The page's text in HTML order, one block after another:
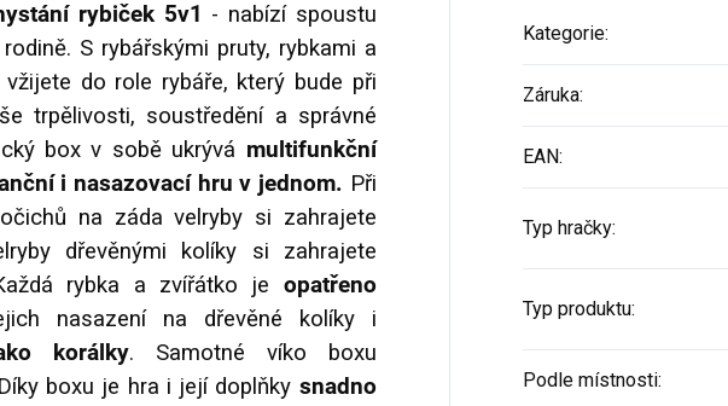
rybiček 5v1 - nabízí spoustu
S rybářskými pruty, rybkami a
do role rybáře, který bude při
trpělivosti, soustředění a správné
box v sobě ukrývá multifunkční
i nasazovací hru v jednom. Při
na záda velryby si zahrajete
dřevěnými kolíky si zahrajete
rybka a zvířátko je opatřeno
nasazení na dřevěné kolíky i
korálky. Samotné víko boxu
boxu je hra i její doplňky snadno
Kategorie:
Záruka:
EAN:
Typ hračky:
Typ produktu:
Podle místnosti: